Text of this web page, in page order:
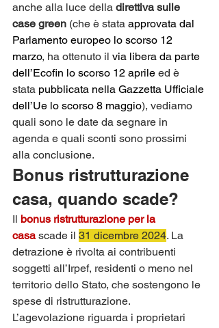
anche alla luce della direttiva sulle
case green (che è stata approvata dal
Parlamento europeo lo scorso 12
marzo, ha ottenuto il via libera da parte
dell’Ecofin lo scorso 12 aprile ed è
stata pubblicata nella Gazzetta Ufficiale
dell’Ue lo scorso 8 maggio), vediamo
quali sono le date da segnare in
agenda e quali sconti sono prossimi
alla conclusione.
Bonus ristrutturazione
casa, quando scade?
Il bonus ristrutturazione per la
casa scade il 31 dicembre 2024. La
detrazione è rivolta ai contribuenti
soggetti all’Irpef, residenti o meno nel
territorio dello Stato, che sostengono le
spese di ristrutturazione.
L’agevolazione riguarda i proprietari